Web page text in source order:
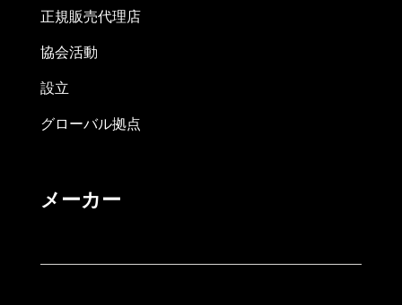
正規販売代理店
協会活動
設立
グローバル拠点
メーカー